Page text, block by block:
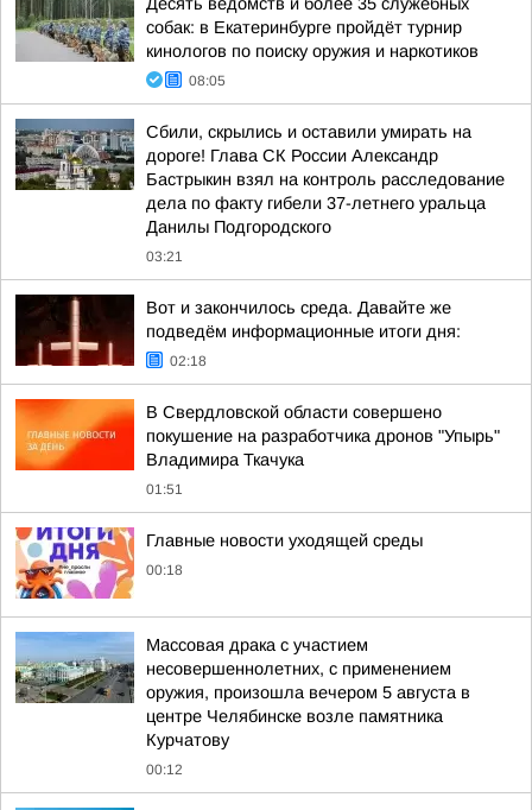
собак: в Екатеринбурге пройдёт турнир
кинологов по поиску оружия и наркотиков
08:05
Сбили, скрылись и оставили умирать на
дороге! Глава СК России Александр
Бастрыкин взял на контроль расследование
дела по факту гибели 37-летнего уральца
Данилы Подгородского
03:21
Вот и закончилось среда. Давайте же
подведём информационные итоги дня:
02:18
В Свердловской области совершено
покушение на разработчика дронов "Упырь"
Владимира Ткачука
01:51
Главные новости уходящей среды
00:18
Массовая драка с участием
несовершеннолетних, с применением
оружия, произошла вечером 5 августа в
центре Челябинске возле памятника
Курчатову
00:12